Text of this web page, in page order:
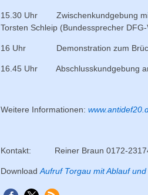
15.30 Uhr Zwischenkundgebung mit
Torsten Schleip (Bundessprecher DFG-
16 Uhr Demonstration zum
16.45 Uhr Abschlusskundgebung
Weitere Informationen:
Kontakt: Reiner Braun 0172-
DownloadAufruf Torgau mit Ablauf